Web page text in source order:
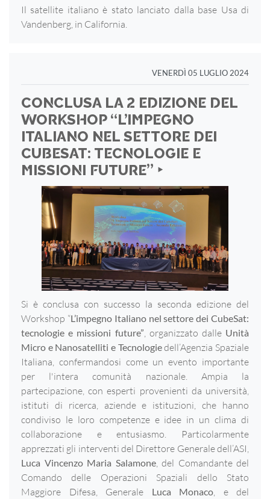
Il satellite italiano è stato lanciato dalla base Usa di
Vandenberg, in California.
VENERDÌ 05 LUGLIO 2024
CONCLUSA LA 2 EDIZIONE DEL
WORKSHOP “L’IMPEGNO
ITALIANO NEL SETTORE DEI
CUBESAT: TECNOLOGIE E
MISSIONI FUTURE” ‣
Si è conclusa con successo la seconda edizione del
Workshop “L’impegno Italiano nel settore dei CubeSat:
tecnologie e missioni future”, organizzato dalle Unità
Micro e Nanosatelliti e Tecnologiedell’Agenzia Spaziale
Italiana, confermandosi come un evento importante
per l'intera comunità nazionale. Ampia la
partecipazione, con esperti provenienti da università,
istituti di ricerca, aziende e istituzioni, che hanno
condiviso le loro competenze e idee in un clima di
collaborazione e entusiasmo. Particolarmente
apprezzati gli interventi del Direttore Generale dell’ASI,
Luca Vincenzo Maria Salamone, del Comandante del
Comando delle Operazioni Spaziali dello Stato
Maggiore Difesa, Generale
Luca Monaco, e del